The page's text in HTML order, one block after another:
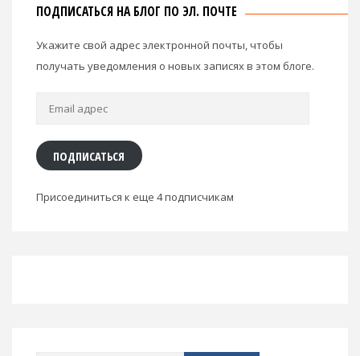
ПОДПИСАТЬСЯ НА БЛОГ ПО ЭЛ. ПОЧТЕ
Укажите свой адрес электронной почты, чтобы
получать уведомления о новых записях в этом блоге.
Email
ПОДПИСАТЬСЯ
Присоединиться к еще 4 подписчикам